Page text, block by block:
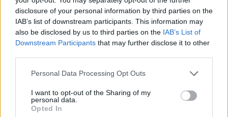
disclosure of your personal information by third parties on the
IAB’s list of downstream participants. This information may
also be disclosed by us to third parties on the IAB’s List of
Downstream Participants that may further disclose it to other
Personal Data Processing Opt Outs
I want to opt-out of the Sharing of my
personal data.
Opted In
Διαβάστε ακόμη:
Ιδού πώς είναι το σώμα της Beyoncé χωρίς
photoshop!
κόρη της στο ξενοδοχείο; Δείτε το σχετικό
video